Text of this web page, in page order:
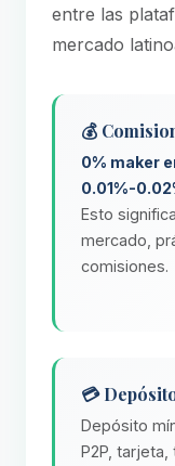
entre las
mercado
💰
0% maker
0.01%-
Esto
mercado,
comisiones.
💳
Depósito
P2P,